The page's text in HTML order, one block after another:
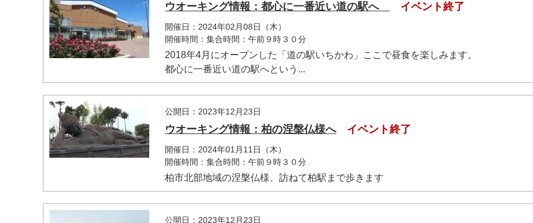
ウオーキング情報：都心に一番近い道の駅へ イベント終了
開催日：2024年02月08日（木）
開催時間：集合時間：午前９時３０分
2018年4月にオープンした「道の駅いちかわ」ここで昼食を楽しみます。
都心に一番近い道の駅へという...
公開日：2023年12月23日
ウオーキング情報：柏の涅槃仏様へ イベント終了
開催日：2024年01月11日（木）
開催時間：集合時間：午前９時３０分
柏市北部地域の涅槃仏様、訪ねて柏駅まで歩きます
公開日：2023年12月23日